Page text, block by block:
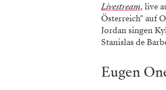
Livestream, live
Österreich" auf
Jordan singen
Stanislas de
Eugen